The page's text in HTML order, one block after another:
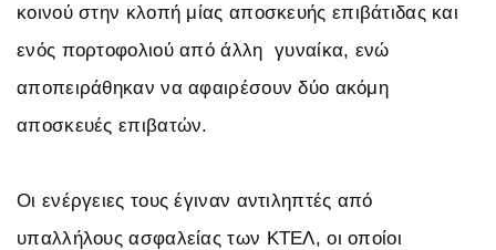
κοινού στην κλοπή μίας αποσκευής επιβάτιδας και
ενός πορτοφολιού από άλλη γυναίκα, ενώ
αποπειράθηκαν να αφαιρέσουν δύο ακόμη
αποσκευές επιβατών.
Οι ενέργειες τους έγιναν αντιληπτές από
υπαλλήλους ασφαλείας των ΚΤΕΛ, οι οποίοι